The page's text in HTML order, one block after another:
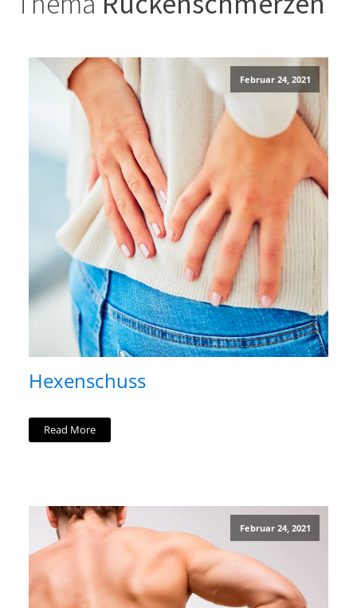
Februar 24, 2021
Hexenschuss
Read More
Februar 24, 2021